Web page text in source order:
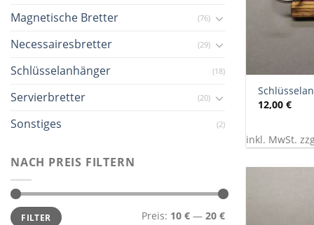
Magnetische Bretter (76)
Necessairesbretter (29)
Schlüsselanhänger (18)
Servierbretter (20)
Sonstiges (2)
NACH PREIS FILTERN
Min.
Preis
Max.
PreisFILTER Preis: 10 € — 20 €
12,00€
inkl. MwSt.